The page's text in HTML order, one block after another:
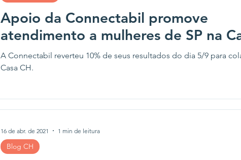
Apoio da Connectabil promove
atendimento a mulheres de SP na
A Connectabil reverteu 10% de seus resultados do dia 5/9 para
Casa CH.
Blog CH
16 de abr. de 2021 1 min de leitura